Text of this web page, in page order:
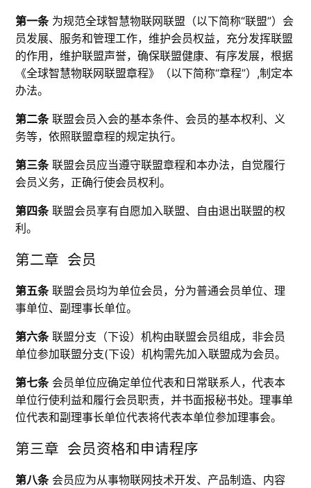
第一条为规范全球智慧物联网联盟（以下简称“联盟”）会
员发展、服务和管理工作，维护会员权益，充分发挥联盟
的作用，维护联盟声誉，确保联盟健康、有序发展，根据
《全球智慧物联网联盟章程》（以下简称“章程”）,制定本
办法。
第二条联盟会员入会的基本条件、会员的基本权利、义
务等，依照联盟章程的规定执行。
第三条联盟会员应当遵守联盟章程和本办法，自觉履行
会员义务，正确行使会员权利。
第四条联盟会员享有自愿加入联盟、自由退出联盟的权
利。
第二章 会员
第五条联盟会员均为单位会员，分为普通会员单位、理
事单位、副理事长单位。
第六条联盟分支（下设）机构由联盟会员组成，非会员
单位参加联盟分支(下设）机构需先加入联盟成为会员。
第七条会员单位应确定单位代表和日常联系人，代表本
单位行使利益和履行会员职责，并书面报秘书处。理事单
位代表和副理事长单位代表将代表本单位参加理事会。
第三章 会员资格和申请程序
第八条会员应为从事物联网技术开发、产品制造、内容